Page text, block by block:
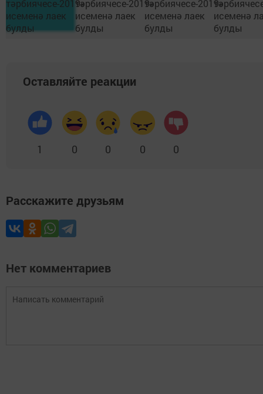
Оставляйте реакции
1 0 0 0 0
Расскажите друзьям
Нет комментариев